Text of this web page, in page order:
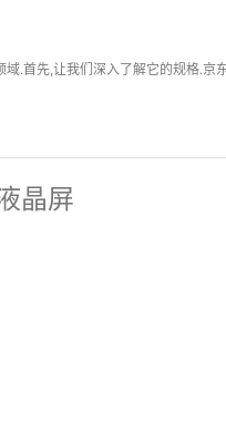
.首先,让我们深入了解它的规格.京
晶屏